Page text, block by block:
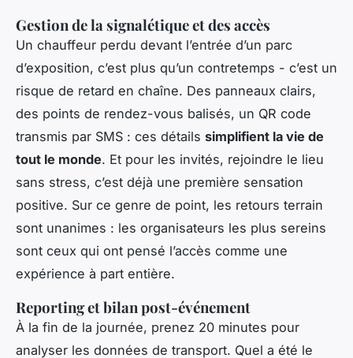
Gestion de la signalétique et des accès
Un chauffeur perdu devant l’entrée d’un parc
d’exposition, c’est plus qu’un contretemps - c’est un
risque de retard en chaîne. Des panneaux clairs,
des points de rendez-vous balisés, un QR code
transmis par SMS : ces détails simplifient la vie de
tout le monde. Et pour les invités, rejoindre le lieu
sans stress, c’est déjà une première sensation
positive. Sur ce genre de point, les retours terrain
sont unanimes : les organisateurs les plus sereins
sont ceux qui ont pensé l’accès comme une
expérience à part entière.
Reporting et bilan post-événement
À la fin de la journée, prenez 20 minutes pour
analyser les données de transport. Quel a été le